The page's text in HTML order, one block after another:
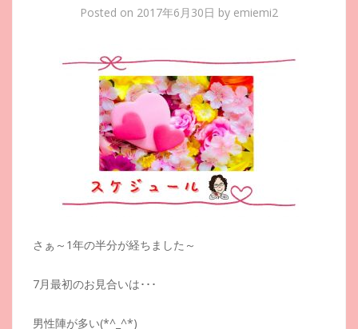
Posted on 2017年6月30日 by emiemi2
さぁ～1年の半分が経ちました～
7月最初のお見合いは･･･
男性陣が多い(*^_^*)